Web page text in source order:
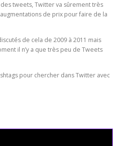
tweets, Twitter va sûrement très
de prix pour faire de la
de cela de 2009 à 2011 mais
il n’y a que très peu de Tweets
pour chercher dans Twitter avec